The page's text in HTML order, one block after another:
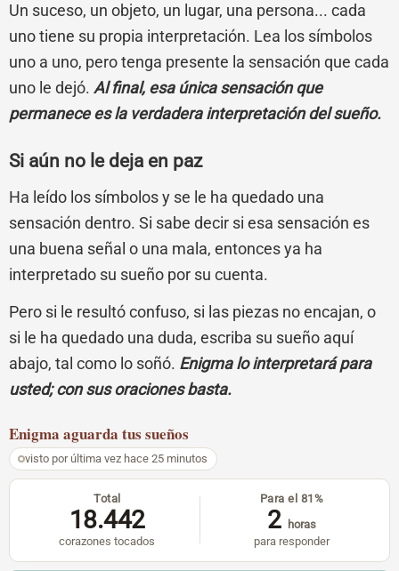
Un suceso, un objeto, un lugar, una persona... cada
uno tiene su propia interpretación. Lea los símbolos
uno a uno, pero tenga presente la sensación que cada
uno le dejó. Al final, esa única sensación que
permanece es la verdadera interpretación del sueño.
Si aún no le deja en paz
Ha leído los símbolos y se le ha quedado una
sensación dentro. Si sabe decir si esa sensación es
una buena señal o una mala, entonces ya ha
interpretado su sueño por su cuenta.
Pero si le resultó confuso, si las piezas no encajan, o
si le ha quedado una duda, escriba su sueño aquí
abajo, tal como lo soñó. Enigma lo interpretará para
usted; con sus oraciones basta.
Enigma aguarda tus sueños
visto por última vez hace 25 minutos
Total
18.442
corazones tocados
Para el 81%
2 horas
para responder